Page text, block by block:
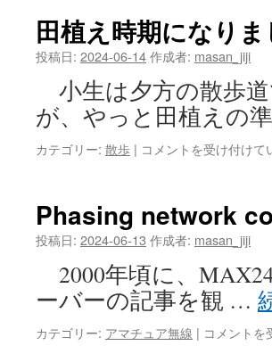
田植え時期になりま
投稿日: 2024-06-14作成者: masan_jiji
小生は夕方の散歩
が、やっと田植えの
カテゴリー: 散歩 | 田
期
に
り
ま
し
た！
は
コメントを受け付けて
Phasing network
投稿日: 2024-06-13 作成者: masan_jiji
2000年頃に、
ーバーの記事を観 …
カテゴリー: アマチュア無線 | Phasing
コメントを